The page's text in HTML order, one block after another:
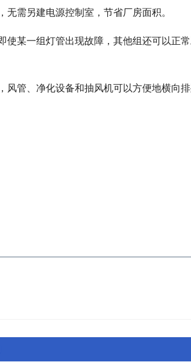
需另建电源控制室，节省厂房面积。
使某一组灯管出现故障，其他组还可以正
风管、净化设备和抽风机可以方便地横向